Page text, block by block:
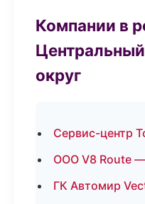
Компании в
округ
Сервис-центр
ООО V8 Route
ГК Автомир